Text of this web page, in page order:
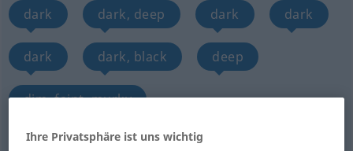
dark dark, deep dark dark
dark dark, black deep
dim, faint, murky
dark, gloomy, dim, dusky
Ihre Privatsphäre ist uns wichtig